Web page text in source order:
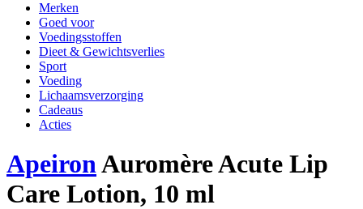
Merken
Goed voor
Voedingsstoffen
Dieet & Gewichtsverlies
Sport
Voeding
Lichaamsverzorging
Cadeaus
Acties
ApeironAuromère Acute Lip
Care Lotion, 10 ml